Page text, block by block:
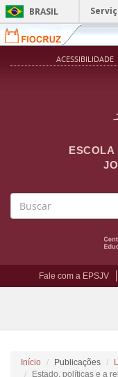
Pular para o conteúdo
BRASIL
ACESSIBILIDADE
ESCOLA
Fale com a EPSJV
Início Publicações
Estado, políticas e a